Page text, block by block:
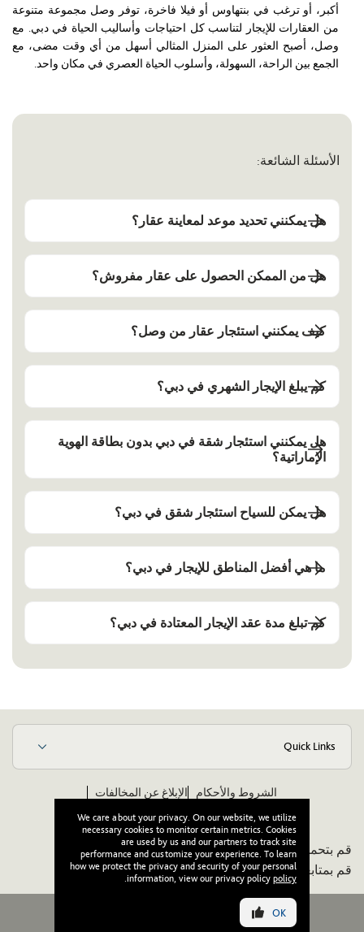
أكبر، أو ترغب في بنتهاوس أو فيلا فاخرة، توفر وصل مجموعة متنوعة
من العقارات للإيجار لتناسب كل احتياجات وأساليب الحياة في دبي. مع
وصل، أصبح العثور على المنزل المثالي أسهل من أي وقت مضى، مع
الجمع بين الراحة، السهولة، وأسلوب الحياة العصري في مكان واحد.
الأسئلة الشائعة:
هل يمكنني تحديد موعد لمعاينة عقار؟
هل من الممكن الحصول على عقار مفروش؟
كيف يمكنني استئجار عقار من وصل؟
كم يبلغ الإيجار الشهري في دبي؟
هل يمكنني استئجار شقة في دبي بدون بطاقة الهوية
الإماراتية؟
هل يمكن للسياح استئجار شقق في دبي؟
ما هي أفضل المناطق للإيجار في دبي؟
كم تبلغ مدة عقد الإيجار المعتادة في دبي؟
Quick Links
الشروط والأحكام
الإبلاغ عن المخالفات
قم بتحميل تطبيقنا:
قم بمتابعتنا:
We care about your privacy. On our website, we utilize
necessary cookies to monitor certain metrics. Cookies
are used by us and our partners to track site
performance and customize your experience. To learn
how we protect the privacy and security of your personal
information, view our privacy policy policy
.
OK جميع الحقوق محفوظة لوصل © ٢٠٢٦